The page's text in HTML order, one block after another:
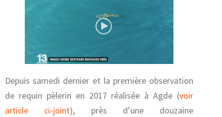
Depuis samedi dernier et la première observation
de requin pèlerin en 2017 réalisée à Agde (voir
article ci-joint), près d’une douzaine